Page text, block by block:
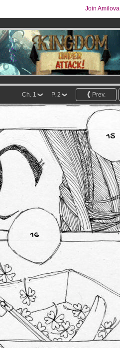
Join Amilova
Prev.
P. 2
Ch. 1
15
16